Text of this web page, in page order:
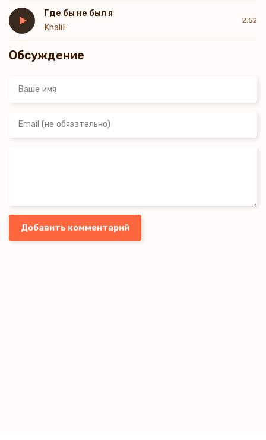
Где бы не был я
KhaliF
2:52
Обсуждение
Добавить комментарий